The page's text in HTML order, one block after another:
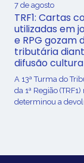
7 de agosto
TRF1: Cartas
utilizadas em
e RPG gozam
tributária
difusão
A 13ª Turma do
da 1ª Região
determinou a